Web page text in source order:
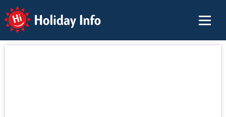
Holiday Info